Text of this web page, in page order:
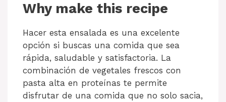
Why make this recipe
Hacer esta ensalada es una excelente
opción si buscas una comida que sea
rápida, saludable y satisfactoria. La
combinación de vegetales frescos con
pasta alta en proteínas te permite
disfrutar de una comida que no solo sacia,